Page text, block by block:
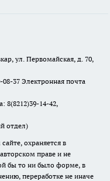
ул. Первомайская, д. 70,
08-37Электронная почта
8(8212)39-14-42,
отдел)
охраняется в
праве и не
бы то ни было форме, в
переработке не иначе